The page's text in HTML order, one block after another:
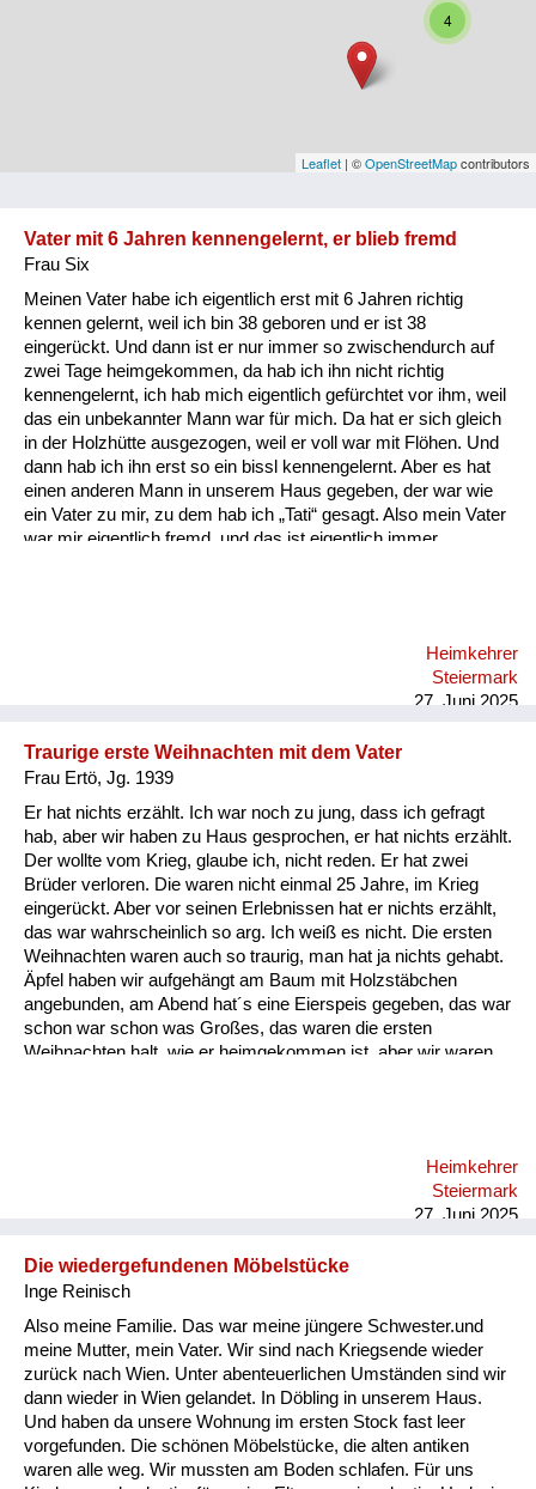
Vorarlberg
Besatzungsmächte
Frauen, Mütter, Kinder
Versorgung
Heimkehrer
Fluchtgeschichten
Wohnen
4
Leaflet | ©OpenStreetMapcontributors
Vater mit 6 Jahren kennengelernt, er blieb fremd
Frau Six
Meinen Vater habe ich eigentlich erst mit 6 Jahren richtig
kennen gelernt, weil ich bin 38 geboren und er ist 38
eingerückt. Und dann ist er nur immer so zwischendurch auf
zwei Tage heimgekommen, da hab ich ihn nicht richtig
kennengelernt, ich hab mich eigentlich gefürchtet vor ihm, weil
das ein unbekannter Mann war für mich. Da hat er sich gleich
in der Holzhütte ausgezogen, weil er voll war mit Flöhen. Und
dann hab ich ihn erst so ein bissl kennengelernt. Aber es hat
einen anderen Mann in unserem Haus gegeben, der war wie
ein Vater zu mir, zu dem hab ich „Tati“ gesagt. Also mein Vater
war mir eigentlich fremd, und das ist eigentlich immer
Heimkehrer
Steiermark
27. Juni 2025
Traurige erste Weihnachten mit dem Vater
Frau Ertö, Jg. 1939
Er hat nichts erzählt. Ich war noch zu jung, dass ich gefragt
hab, aber wir haben zu Haus gesprochen, er hat nichts erzählt.
Der wollte vom Krieg, glaube ich, nicht reden. Er hat zwei
Brüder verloren. Die waren nicht einmal 25 Jahre, im Krieg
eingerückt. Aber vor seinen Erlebnissen hat er nichts erzählt,
das war wahrscheinlich so arg. Ich weiß es nicht. Die ersten
Weihnachten waren auch so traurig, man hat ja nichts gehabt.
Äpfel haben wir aufgehängt am Baum mit Holzstäbchen
angebunden, am Abend hat´s eine Eierspeis gegeben, das war
schon war schon was Großes, das waren die ersten
Weihnachten halt, wie er heimgekommen ist, aber wir waren
Heimkehrer
Steiermark
27. Juni 2025
Die wiedergefundenen Möbelstücke
Inge Reinisch
Also meine Familie. Das war meine jüngere Schwester.und
meine Mutter, mein Vater. Wir sind nach Kriegsende wieder
zurück nach Wien. Unter abenteuerlichen Umständen sind wir
dann wieder in Wien gelandet. In Döbling in unserem Haus.
Und haben da unsere Wohnung im ersten Stock fast leer
vorgefunden. Die schönen Möbelstücke, die alten antiken
waren alle weg. Wir mussten am Boden schlafen. Für uns